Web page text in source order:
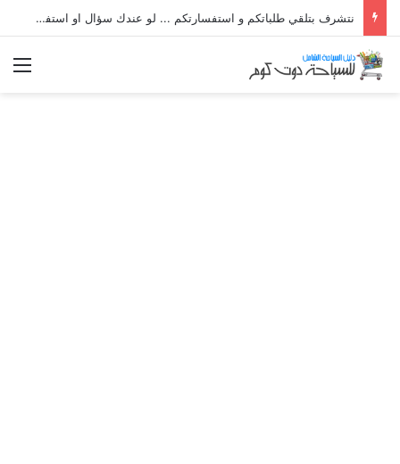
نتشرف بتلقي طلباتكم و استفسارتكم ... لو عندك سؤال او استفسار ماتدرددش فى طلب المساعدة